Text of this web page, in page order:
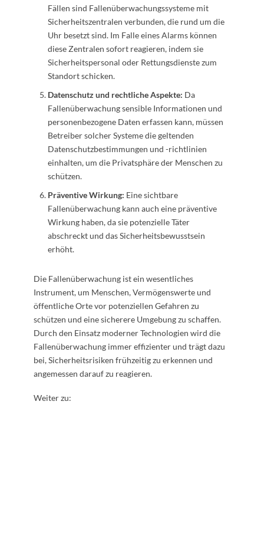
Fällen sind Fallenüberwachungssysteme mit
Sicherheitszentralen verbunden, die rund um die
Uhr besetzt sind. Im Falle eines Alarms können
diese Zentralen sofort reagieren, indem sie
Sicherheitspersonal oder Rettungsdienste zum
Standort schicken.
Datenschutz und rechtliche Aspekte: Da
Fallenüberwachung sensible Informationen und
personenbezogene Daten erfassen kann, müssen
Betreiber solcher Systeme die geltenden
Datenschutzbestimmungen und -richtlinien
einhalten, um die Privatsphäre der Menschen zu
schützen.
Präventive Wirkung: Eine sichtbare
Fallenüberwachung kann auch eine präventive
Wirkung haben, da sie potenzielle Täter
abschreckt und das Sicherheitsbewusstsein
erhöht.
Die Fallenüberwachung ist ein wesentliches
Instrument, um Menschen, Vermögenswerte und
öffentliche Orte vor potenziellen Gefahren zu
schützen und eine sicherere Umgebung zu schaffen.
Durch den Einsatz moderner Technologien wird die
Fallenüberwachung immer effizienter und trägt dazu
bei, Sicherheitsrisiken frühzeitig zu erkennen und
angemessen darauf zu reagieren.
Weiter zu: